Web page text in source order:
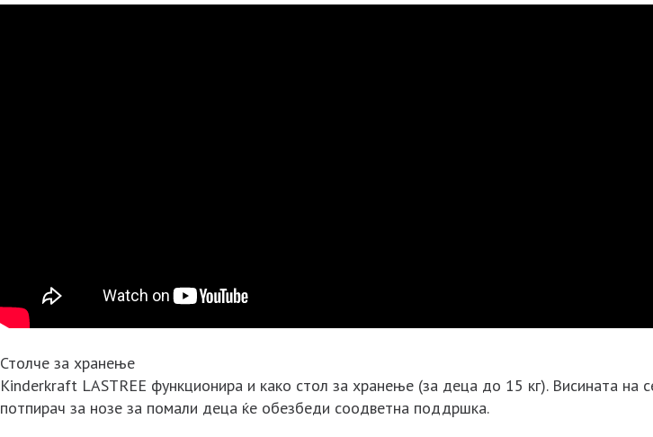
Столче за хранење
Kinderkraft LASTREE функционира и како стол за хранење (за деца до 15 кг). Висината
потпирач за нозе за помали деца ќе обезбеди соодветна поддршка.